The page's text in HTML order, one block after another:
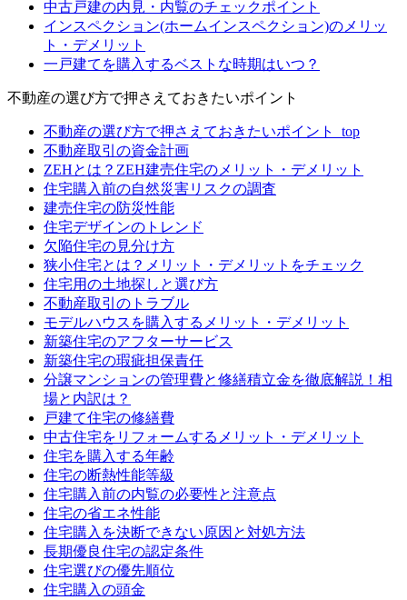
中古戸建の内見・内覧のチェックポイント
インスペクション(ホームインスペクション)のメリッ
ト・デメリット
一戸建てを購入するベストな時期はいつ？
不動産の選び方で押さえておきたいポイント
不動産の選び方で押さえておきたいポイント_top
不動産取引の資金計画
ZEHとは？ZEH建売住宅のメリット・デメリット
住宅購入前の自然災害リスクの調査
建売住宅の防災性能
住宅デザインのトレンド
欠陥住宅の見分け方
狭小住宅とは？メリット・デメリットをチェック
住宅用の土地探しと選び方
不動産取引のトラブル
モデルハウスを購入するメリット・デメリット
新築住宅のアフターサービス
新築住宅の瑕疵担保責任
分譲マンションの管理費と修繕積立金を徹底解説！相
場と内訳は？
戸建て住宅の修繕費
中古住宅をリフォームするメリット・デメリット
住宅を購入する年齢
住宅の断熱性能等級
住宅購入前の内覧の必要性と注意点
住宅の省エネ性能
住宅購入を決断できない原因と対処方法
長期優良住宅の認定条件
住宅選びの優先順位
住宅購入の頭金